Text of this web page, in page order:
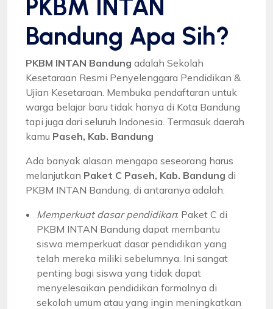
PKBM INTAN
Bandung Apa Sih?
PKBM INTAN Bandung adalah Sekolah
Kesetaraan Resmi Penyelenggara Pendidikan &
Ujian Kesetaraan. Membuka pendaftaran untuk
warga belajar baru tidak hanya di Kota Bandung
tapi juga dari seluruh Indonesia. Termasuk daerah
kamu Paseh, Kab. Bandung
Ada banyak alasan mengapa seseorang harus
melanjutkan Paket C Paseh, Kab. Bandung di
PKBM INTAN Bandung, di antaranya adalah:
Memperkuat dasar pendidikan: Paket C di
PKBM INTAN Bandung dapat membantu
siswa memperkuat dasar pendidikan yang
telah mereka miliki sebelumnya. Ini sangat
penting bagi siswa yang tidak dapat
menyelesaikan pendidikan formalnya di
sekolah umum atau yang ingin meningkatkan